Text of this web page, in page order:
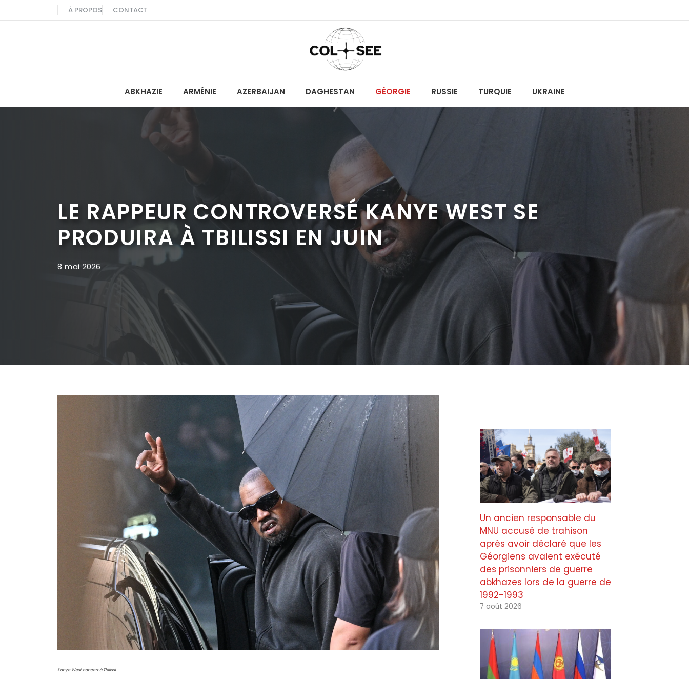
au
À PROPOS CONTACT
ABKHAZIE ARMÉNIE AZERBAIJAN DAGHESTAN GÉORGIE RUSSIE TURQUIE UKRAINE
LE RAPPEUR CONTROVERSÉ KANYE WEST SE
PRODUIRA À TBILISSI EN JUIN
8 mai 2026
Kanye West concert à Tbilissi
Un ancien responsable du
MNU accusé de trahison
après avoir déclaré que les
Géorgiens avaient exécuté
des prisonniers de guerre
abkhazes lors de la guerre de
1992-1993
7 août 2026